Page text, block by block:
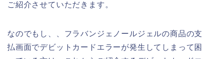
ご紹介させていただきます。
なのでもし、、フラバンジェノールジェルの商品の支
払画面でデビットカードエラーが発生してしまって困